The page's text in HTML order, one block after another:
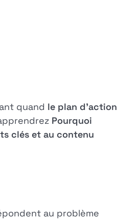
quand le plan d'action
Pourquoi
clés et au contenu
au problème